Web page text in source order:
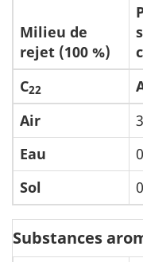
Milieu de
rejet (100 %)
C22
Air
3
Eau
0
Sol
0
Substances